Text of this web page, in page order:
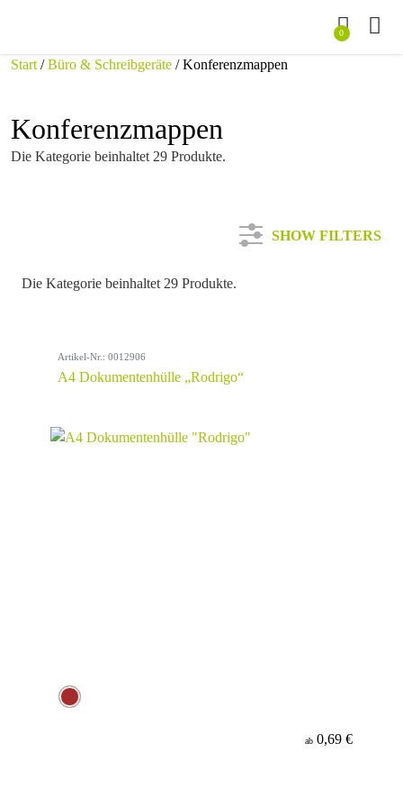
0
Start /Büro & Schreibgeräte / Konferenzmappen
Konferenzmappen
Die Kategorie beinhaltet 29 Produkte.
SHOW FILTERS
Farbe
Die Kategorie beinhaltet 29 Produkte.
Artikel-Nr.: 0012906
A4 Dokumentenhülle „Rodrigo“
ab 0,69 €